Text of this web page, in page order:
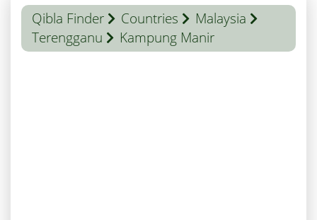
Qibla Finder Countries
Malaysia
Terengganu
Kampung Manir